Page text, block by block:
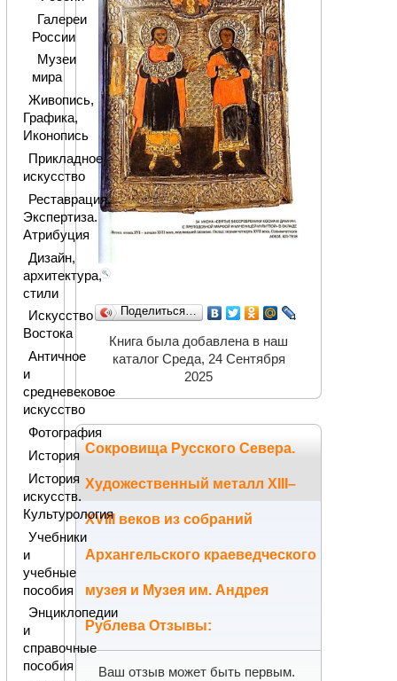
Поделиться…
Книга была добавлена в наш
каталог Среда, 24 Сентября
2025
Сокровища Русского Севера.
Художественный металл XIII–
XVIII веков из собраний
Архангельского краеведческого
музея и Музея им. Андрея
Рублева Отзывы:
Ваш отзыв может быть первым.
Галереи
России
Музеи
мира
Живопись,
Графика,
Иконопись
Прикладное
искусство
Реставрация.
Экспертиза.
Атрибуция
Дизайн,
архитектура,
стили
Искусство
Востока
Античное
и
средневековое
искусство
Фотография
История
История
искусств.
Культурология
Учебники
и
учебные
пособия
Энциклопедии
и
справочные
пособия